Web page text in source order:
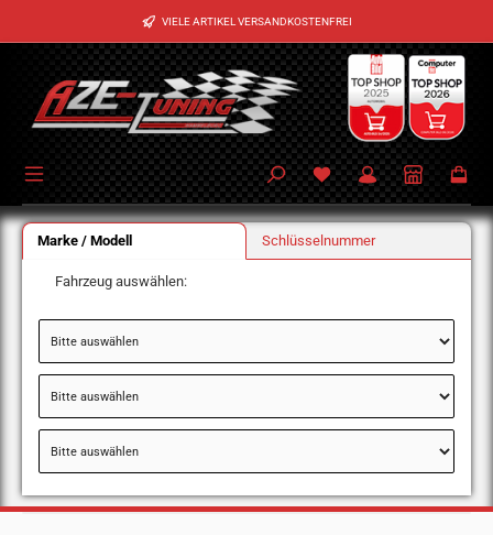
Zum Hauptinhalt springen VIELE ARTIKEL VERSANDKOSTENFREI
Marke / Modell Schlüsselnummer
Fahrzeug auswählen: